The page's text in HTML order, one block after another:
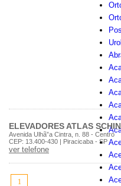
ELEVADORES ATLAS
Avenida Ulhã”a Cintra, n. 88 - Centro
CEP: 13.400-430 | Piracicaba - SP
ver telefone
1